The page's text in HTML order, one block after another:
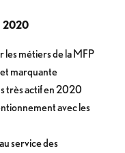
2020
les métiers de la MFP
marquante
très actif en 2020
avec les
service des